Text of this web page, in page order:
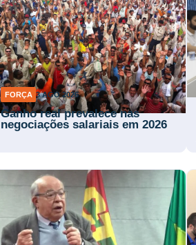
FORÇA 3 AGO 2026
Ganho real prevalece nas
negociações salariais em 2026